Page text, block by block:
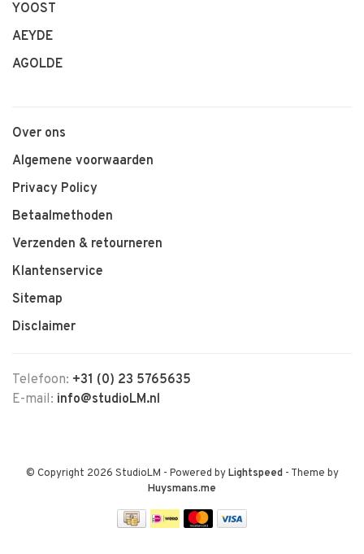
YOOST
AEYDE
AGOLDE
Over ons
Algemene voorwaarden
Privacy Policy
Betaalmethoden
Verzenden & retourneren
Klantenservice
Sitemap
Disclaimer
Telefoon: +31 (0) 23 5765635
E-mail: info@studioLM.nl
© Copyright 2026 StudioLM - Powered byLightspeed- Theme by
Huysmans.me